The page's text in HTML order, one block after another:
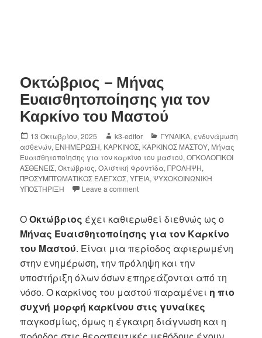
Οκτώβριος – Μήνας
Ευαισθητοποίησης για τον
Καρκίνο του Μαστού
13 Οκτωβρίου, 2025 k3-editor ΓΥΝΑΙΚΑ, ενδυνάμωση
ασθενών, ΕΝΗΜΕΡΩΣΗ, ΚΑΡΚΙΝΟΣ, ΚΑΡΚΙΝΟΣ ΜΑΣΤΟΥ, Μήνας
Ευαισθητοποίησης για τον καρκίνο του μαστού,ΟΓΚΟΛΟΓΙΚΟΙ
ΑΣΘΕΝΕΙΣ,Οκτώβριος,Ολιστική Φροντίδα,ΠΡΟΛΗΨΗ,
ΠΡΟΣΥΜΠΤΩΜΑΤΙΚΟΣ ΕΛΕΓΧΟΣ,ΥΓΕΙΑ,ΨΥΧΟΚΟΙΝΩΝΙΚΗ
ΥΠΟΣΤΗΡΙΞΗ
Leave a comment
ΟΟκτώβριος έχει καθιερωθεί διεθνώς ως ο
Μήνας Ευαισθητοποίησης για τον Καρκίνο
του Μαστού. Είναι μια περίοδος αφιερωμένη
στην ενημέρωση, την πρόληψη και την
υποστήριξη όλων όσων επηρεάζονται από τη
νόσο. Ο καρκίνος του μαστού παραμένει η πιο
συχνή μορφή καρκίνου στις γυναίκες
παγκοσμίως, όμως η έγκαιρη διάγνωση και η